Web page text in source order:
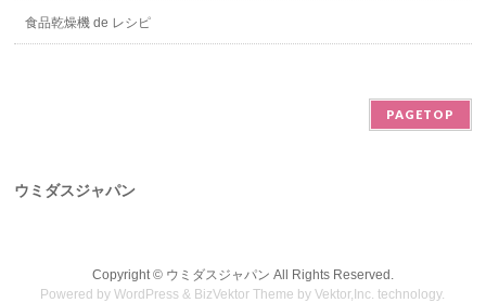
食品乾燥機 de レシピ
PAGETOP
ウミダスジャパン
Copyright © ウミダスジャパン All Rights Reserved.
Powered byWordPress & BizVektor Theme byVektor,Inc. technology.